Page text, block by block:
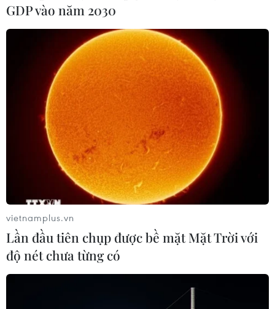
Vilsack, Thống đốc bang Iowa từ 1999-2007, cho
biết không thể có sự khoan nhượng đối với
phân biệt đối xử./.
(TTXVN/Vietnam+)
GDP vào năm 2030
vietnamplus.vn
Lần đầu tiên chụp được bề mặt Mặt Trời với
độ nét chưa từng có